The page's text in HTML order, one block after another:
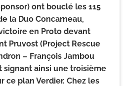
ont bouclé les 115
la Duo Concarneau,
en Proto devant
Pruvost (Project Rescue
– François Jambou
signant ainsi une troisième
ce plan Verdier. Chez les